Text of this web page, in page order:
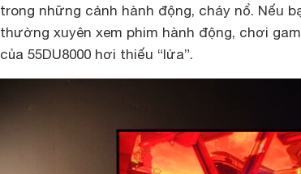
trong những cảnh hành động, cháy nổ. Nếu
thường xuyên xem phim hành động, chơi
của 55DU8000 hơi thiếu “lửa”.